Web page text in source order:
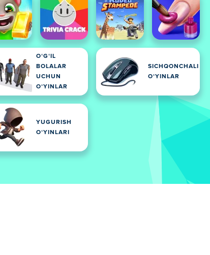
OʻGʻIL
BOLALAR
UCHUN
OʻYINLAR
SICHQONCHALI
OʻYINLAR
YUGURISH
OʻYINLARI